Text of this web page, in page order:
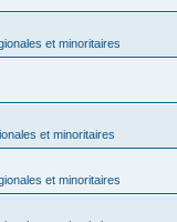
et minoritaires
et minoritaires
et minoritaires